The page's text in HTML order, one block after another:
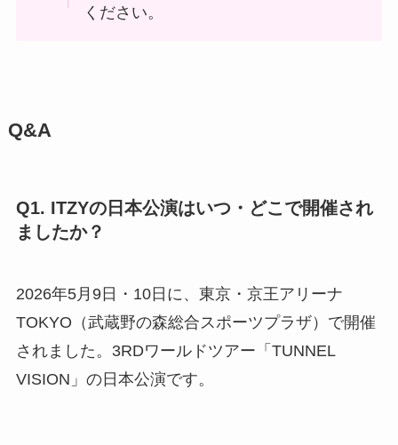
ください。
Q&A
Q1. ITZYの日本公演はいつ・どこで開催され
ましたか？
2026年5月9日・10日に、東京・京王アリーナ
TOKYO（武蔵野の森総合スポーツプラザ）で開催
されました。3RDワールドツアー「TUNNEL
VISION」の日本公演です。